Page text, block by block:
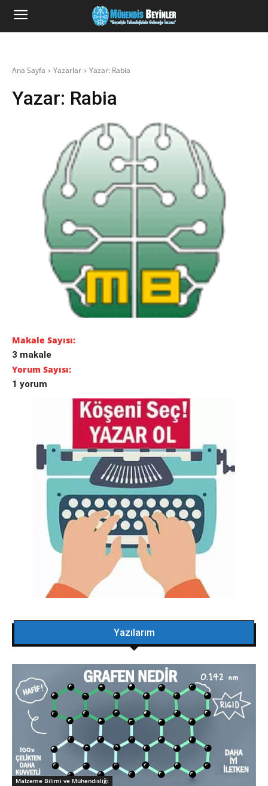
Ana Sayfa Yazarlar Yazar: Rabia
Yazar: Rabia
Makale Sayısı:
3 makale
Yorum Sayısı:
1 yorum
Yazılarım
Malzeme Bilimi ve Mühendisliği